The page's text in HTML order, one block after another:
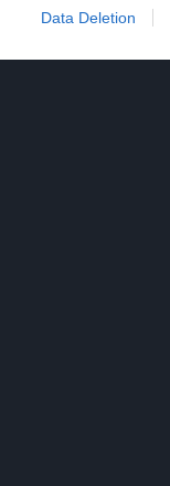
Data Deletion